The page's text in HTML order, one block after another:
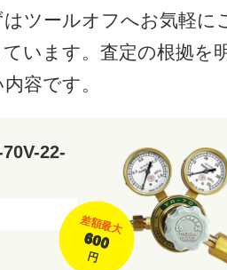
はツールオフへお気軽に
ています。査定の根拠を
容です。
22-
差額最大
600
円